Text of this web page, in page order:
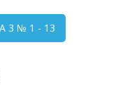
3 № 1 - 13